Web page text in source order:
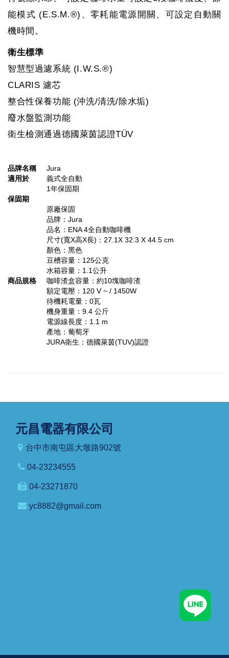
能模式 (E.S.M.®)、零耗能電源開關、可設定自動關
機時間。
衛生標準
智慧型過濾系統 (I.W.S.®)
CLARIS 濾芯
整合性保養功能 (沖洗/清洗/除水垢)
廢水盤監測功能
衛生檢測通過德國萊茵認證TÜV
品牌名稱
Jura
適用於
義式全自動
保固期
1年保固期
原廠保固
商品規格
品牌：Jura
品名：ENA 4全自動咖啡機
尺寸(寬X高X長)：27.1X 32.3 X 44.5 cm
顏色：黑色
豆槽容量：125公克
水箱容量：1.1公升
咖啡渣盒容量：約10塊咖啡渣
額定電壓：120 V ~ / 1450W
待機耗電量：0瓦
機身重量：9.4 公斤
電源線長度：1.1 m
產地：葡萄牙
JURA衛生：德國萊茵(TUV)認證
元昌電器有限公司
台中市南屯區大墩路902號
04-23234555
04-23271870
yc8882@gmail.com